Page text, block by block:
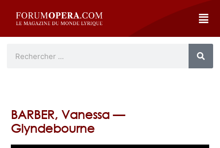
BARBER, Vanessa —
Glyndebourne